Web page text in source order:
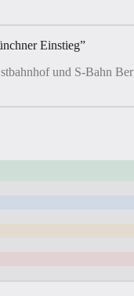
Einstieg”
und S-Bahn